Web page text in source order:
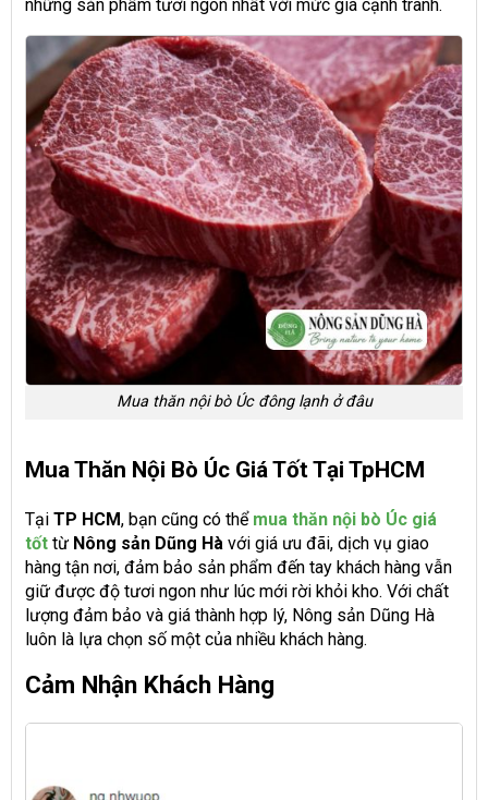
những sản phẩm tươi ngon nhất với mức giá cạnh tranh.
Mua thăn nội bò Úc đông lạnh ở đâu
Mua Thăn Nội Bò Úc Giá Tốt Tại TpHCM
Tại TP HCM, bạn cũng có thể mua thăn nội bò Úc giá
tốt từ Nông sản Dũng Hà với giá ưu đãi, dịch vụ giao
hàng tận nơi, đảm bảo sản phẩm đến tay khách hàng vẫn
giữ được độ tươi ngon như lúc mới rời khỏi kho. Với chất
lượng đảm bảo và giá thành hợp lý, Nông sản Dũng Hà
luôn là lựa chọn số một của nhiều khách hàng.
Cảm Nhận Khách Hàng